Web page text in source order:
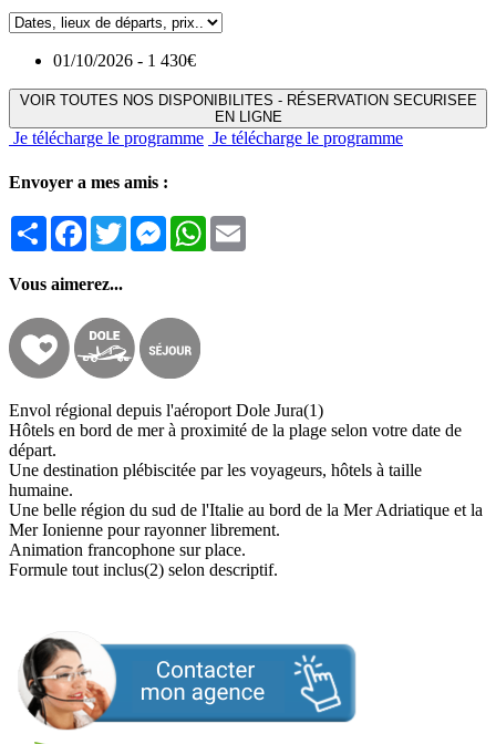
01/10/2026 - 1 430€
VOIR TOUTES NOS DISPONIBILITES - RÉSERVATION SECURISEE
EN LIGNE
Je télécharge le programme Je télécharge le programme
Envoyer a mes amis :
PartagerFacebook
TwitterMessengerWhatsApp
Vous aimerez...
Envol régional depuis l'aéroport Dole Jura(1)
Hôtels en bord de mer à proximité de la plage selon votre date de
départ.
Une destination plébiscitée par les voyageurs, hôtels à taille
humaine.
Une belle région du sud de l'Italie au bord de la Mer Adriatique et la
Mer Ionienne pour rayonner librement.
Animation francophone sur place.
Formule tout inclus(2) selon descriptif.